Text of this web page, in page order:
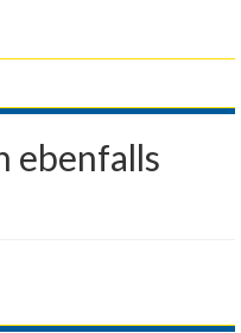
ebenfalls